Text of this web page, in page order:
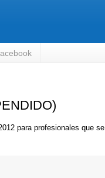
para profesionales que se